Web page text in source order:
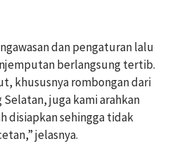
dan pengaturan lalu
berlangsung tertib.
khususnya rombongan dari
juga kami arahkan
disiapkan sehingga tidak
jelasnya.